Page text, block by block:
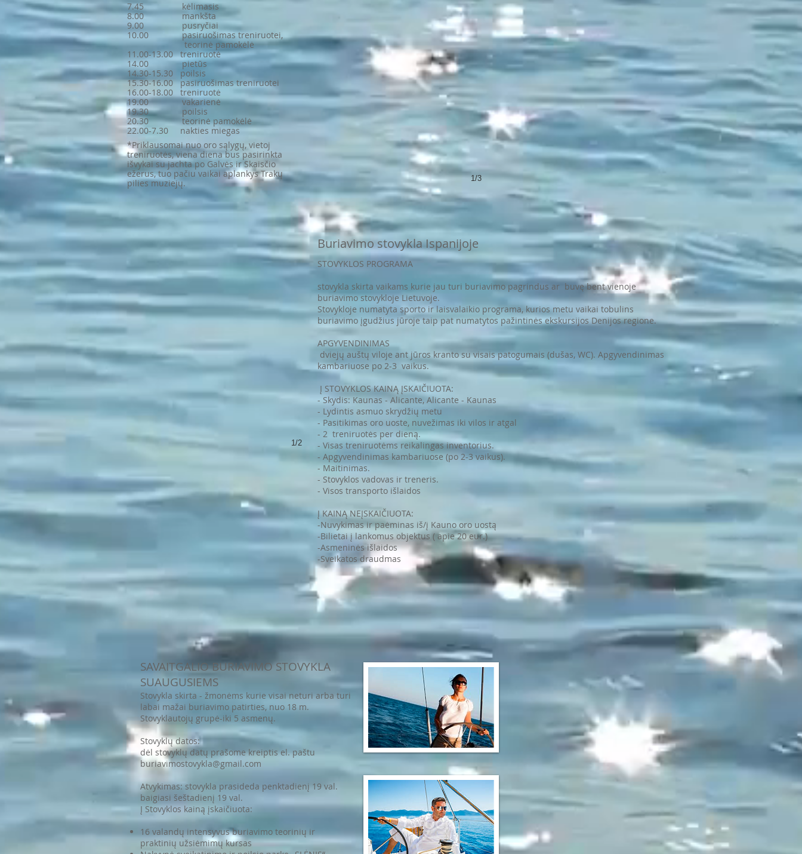
7.45 kėlimasis
8.00 mankšta
9.00 pusryčiai
10.00 pasiruošimas treniruotei,
teorinė pamokėlė
11.00-13.00 treniruotė
14.00 pietūs
14.30-15.30 poilsis
15.30-16.00 pasiruošimastreniruotei
16.00-18.00 treniruotė
19.00 vakarienė
19.30 poilsis
20.30 teorinė pamokėlė
22.00-7.30 nakties miegas
*Priklausomai nuo oro sąlygų, vietoj
treniruotės, viena diena bus pasirinkta
išvykai su jachta po Galvės ir Skaisčio
ežerus, tuo pačiu vaikai aplankys Trakų
pilies muziejų.
1/3
Buriavimo stovykla Ispanijoje
STOVYKLOS PROGRAMA
stovykla skirta vaikams kurie jau turi buriavimo pagrindus ar buvę bent vienoje
buriavimo stovykloje Lietuvoje.
Stovykloje numatyta sporto ir laisvalaikio programa, kurios metu vaikai tobulins
buriavimo įgudžius jūroje taip pat numatytos pažintinės ekskursijos Denijos regione.
APGYVENDINIMAS
dviejų auštų viloje ant jūros kranto su visais patogumais (dušas, WC). Apgyvendinimas
kambariuose po 2-3 vaikus.
Į STOVYKLOS KAINĄ ĮSKAIČIUOTA:
- Skydis: Kaunas - Alicante, Alicante - Kaunas
- Lydintis asmuo skrydžių metu
- Pasitikimas oro uoste, nuvežimas iki vilos ir atgal
- 2 treniruotės per dieną.
- Visas treniruotėms reikalingas inventorius.
- Apgyvendinimas kambariuose (po 2-3 vaikus).
- Maitinimas.
- Stovyklos vadovas ir treneris.
- Visos transporto išlaidos
Į KAINĄ NEĮSKAIČIUOTA:
-Nuvykimas ir paėminas iš/į Kauno oro uostą
-Bilietai į lankomus objektus ( apie 20 eur.)
-Asmeninės išlaidos
-Sveikatos draudmas
1/2
SAVAITGALIO BURIAVIMO STOVYKLA
SUAUGUSIEMS
Stovykla skirta - žmonėms kurie visai neturi arba turi
labai mažai buriavimo patirties, nuo 18 m.
Stovyklautojų grupė-iki 5 asmenų.
Stovyklų datos:
dėl stovyklų datų prašome kreiptis el. paštu
buriavimostovykla@gmail.com
Atvykimas: stovykla prasideda penktadienį 19 val.
baigiasi šeštadienį 19 val.
Į Stovyklos kainą įskaičiuota:
16 valandų intensyvus buriavimo teorinių ir
praktinių užsiėmimų kursas